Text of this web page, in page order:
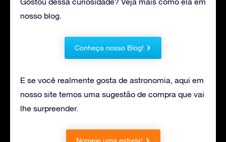
nosso blog.
Conheça nosso Blog!
E se você realmente gosta de astronomia, aqui em
nosso site temos uma sugestão de compra que vai
lhe surpreender.
Nomeie uma estrela!